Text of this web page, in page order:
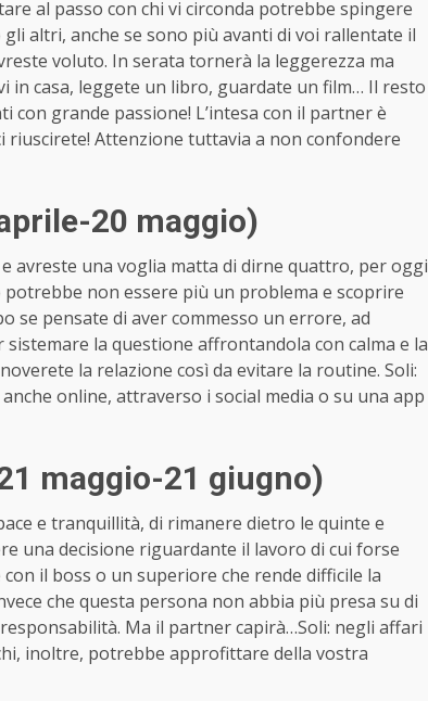
al passo con chi vi circonda potrebbe spingere
altri, anche se sono più avanti di voi rallentate il
voluto. In serata tornerà la leggerezza ma
in casa, leggete un libro, guardate un film… Il resto
con grande passione! L’intesa con il partner è
riuscirete! Attenzione tuttavia a non confondere
20 maggio)
avreste una voglia matta di dirne quattro, per oggi
non essere più un problema e scoprire
se pensate di aver commesso un errore, ad
la questione affrontandola con calma e la
la relazione così da evitare la routine. Soli:
online, attraverso i social media o su una app
maggio-21 giugno)
e tranquillità, di rimanere dietro le quinte e
una decisione riguardante il lavoro di cui forse
il boss o un superiore che rende difficile la
che questa persona non abbia più presa su di
Ma il partner capirà…Soli: negli affari
inoltre, potrebbe approfittare della vostra